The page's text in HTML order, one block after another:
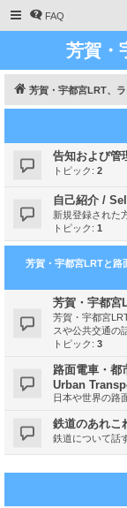
FAQ
芳賀・
芳賀・宇都宮LRT、
告知および
トピック: 2
自己紹介 /
新規登録された
トピック: 1
芳賀・宇都宮LRTと
芳賀・宇都
芳賀・宇都宮
スや公共交通の
トピック: 3
路面電車・
Urban
日本や世界の路
鉄道のあれ
鉄道について話